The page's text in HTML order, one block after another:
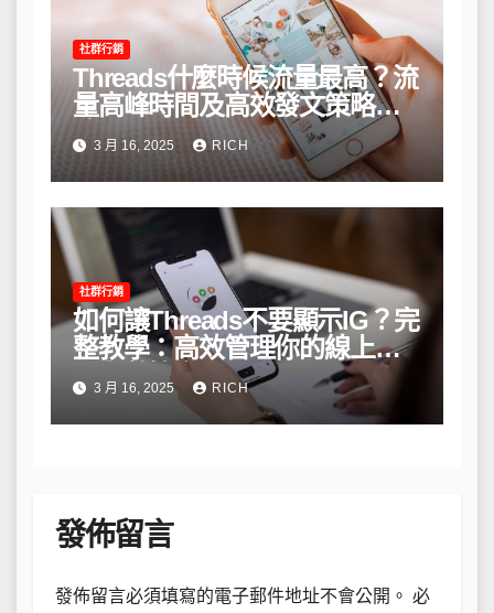
社群行銷
Threads什麼時候流量最高？流
量高峰時間及高效發文策略攻
略3 月 16, 2025 RICH
社群行銷
如何讓Threads不要顯示IG？完
整教學：高效管理你的線上隱
私與數據安全
3 月 16, 2025 RICH
發佈留言
發佈留言必須填寫的電子郵件地址不會公開。 必